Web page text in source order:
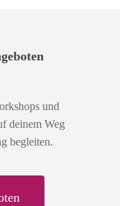
und
deinem Weg
begleiten.
ten